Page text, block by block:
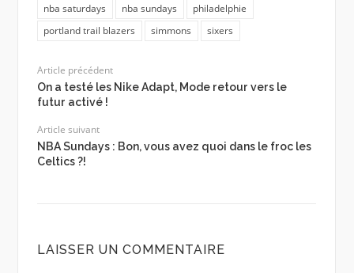
nba saturdays
nba sundays
philadelphie
portland trail blazers
simmons sixers
Article précédent
On a testé les Nike Adapt, Mode retour vers le
futur activé !
Article suivant
NBA Sundays : Bon, vous avez quoi dans le froc les
Celtics ?!
LAISSER UN COMMENTAIRE